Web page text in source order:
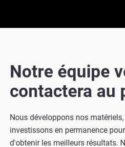
Notre équipe
contactera au
Nous développons nos
investissons en permanence
d'obtenir les meilleurs résultats.